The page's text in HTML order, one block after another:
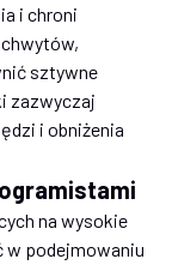
i chroni
sztywne
zazwyczaj
i obniżenia
na wysokie
podejmowaniu